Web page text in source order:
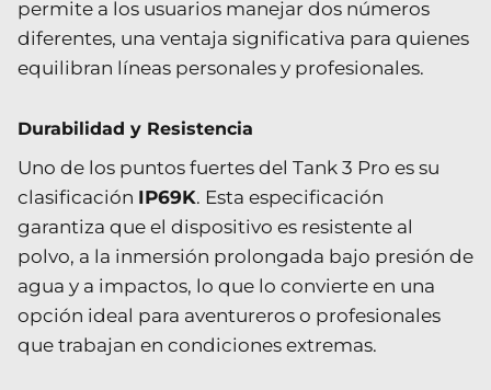
permite a los usuarios manejar dos números
diferentes, una ventaja significativa para quienes
equilibran líneas personales y profesionales.
Durabilidad y Resistencia
Uno de los puntos fuertes del Tank 3 Pro es su
clasificación IP69K. Esta especificación
garantiza que el dispositivo es resistente al
polvo, a la inmersión prolongada bajo presión de
agua y a impactos, lo que lo convierte en una
opción ideal para aventureros o profesionales
que trabajan en condiciones extremas.